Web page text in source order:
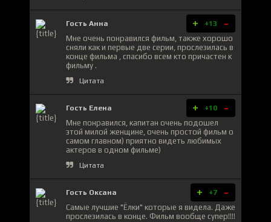
Гость Анна + +13 -
Мне очень понравился фильм, также хорошо
сняли как и первые две серии, прослезилась в
конце фильма , спасибо всем кто причастен к
фильму .
Цитата
Гость Елена + +10 -
Мне понравился, капитан очень подошел
этой милой женщине, очень простой фильм о
самом главном) приятно видеть любимых
актеров в одном фильме)
Цитата
Гость Оксана + +7 -
Самые лучшие "Ёлки" которые я видела. Даже
прослезилась в конце. Фильм вообще супер!!!!